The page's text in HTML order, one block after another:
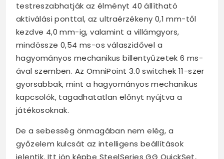
testreszabhatják az élményt 40 állítható
aktiválási ponttal, az ultraérzékeny 0,1 mm-től
kezdve 4,0 mm-ig, valamint a villámgyors,
mindössze 0,54 ms-os válaszidővel a
hagyományos mechanikus billentyűzetek 6 ms-
ával szemben. Az OmniPoint 3.0 switchek 11-szer
gyorsabbak, mint a hagyományos mechanikus
kapcsolók, tagadhatatlan előnyt nyújtva a
játékosoknak.
De a sebesség önmagában nem elég, a
győzelem kulcsát az intelligens beállítások
jelentik. Itt jön képbe SteelSeries GG QuickSet,